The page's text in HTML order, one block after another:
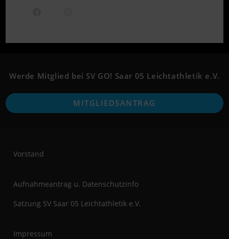
in
in
tab
Werde Mitglied bei SV GO! Saar 05 Leichtathletik e.V.
MITGLIEDSANTRAG
Vorstand
Aufnahmeantrag u. Datenschutzinfo
Satzung SV Saar 05 Leichtathletik e.V.
Impressum